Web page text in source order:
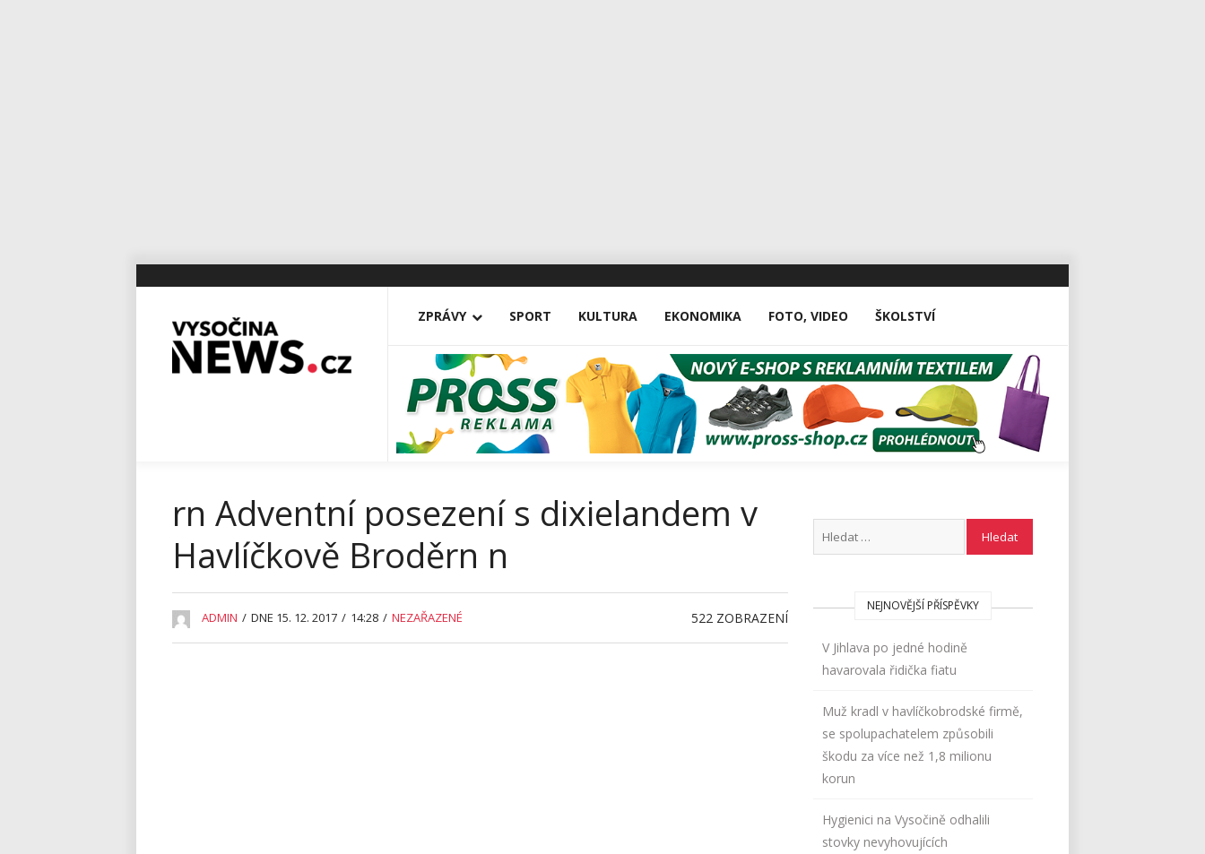
ZPRÁVY SPORT KULTURA EKONOMIKA FOTO, VIDEO ŠKOLSTVÍ
rn Adventní posezení s dixielandem v
Havlíčkově Broděrn n
ADMIN / DNE 15. 12. 2017 / 14:28 / NEZAŘAZENÉ 522 ZOBRAZENÍ
NEJNOVĚJŠÍ PŘÍSPĚVKY
V Jihlava po jedné hodině
havarovala řidička fiatu
Muž kradl v havlíčkobrodské firmě,
se spolupachatelem způsobili
škodu za více než 1,8 milionu
korun
Hygienici na Vysočině odhalili
stovky nevyhovujících